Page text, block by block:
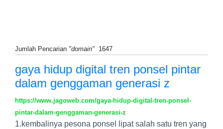
Jumlah Pencarian "domain" 1647
gaya hidup digital tren ponsel pintar
dalam genggaman generasi z
https://www.jagoweb.com/gaya-hidup-digital-tren-ponsel-
pintar-dalam-genggaman-generasi-z
1.kembalinya pesona ponsel lipat salah satu tren yang